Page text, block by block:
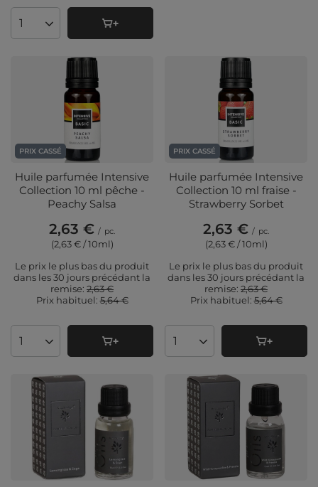
Quantité de produits
PRIX CASSÉ
Huile parfumée Intensive
Collection 10 ml pêche -
Peachy Salsa
2,63 € / pc.
(2,63 € / 10ml)
Le prix le plus bas du produit
dans les 30 jours précédant la
remise: 2,63 €
Prix ​​habituel:5,64 €
Quantité de produits
PRIX CASSÉ
Huile parfumée Intensive
Collection 10 ml fraise -
Strawberry Sorbet
2,63 € / pc.
(2,63 € / 10ml)
Le prix le plus bas du produit
dans les 30 jours précédant la
remise: 2,63 €
Prix ​​habituel:5,64 €
Quantité de produits